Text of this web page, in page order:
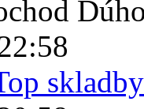
skladby